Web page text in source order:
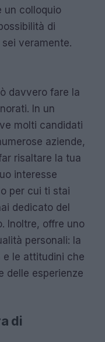
un colloquio
di
veramente.
davvero fare la
In un
molti candidati
aziende,
risaltare la tua
interesse
per cui ti stai
dedicato del
Inoltre, offre uno
personali: la
e le attitudini che
delle esperienze
di